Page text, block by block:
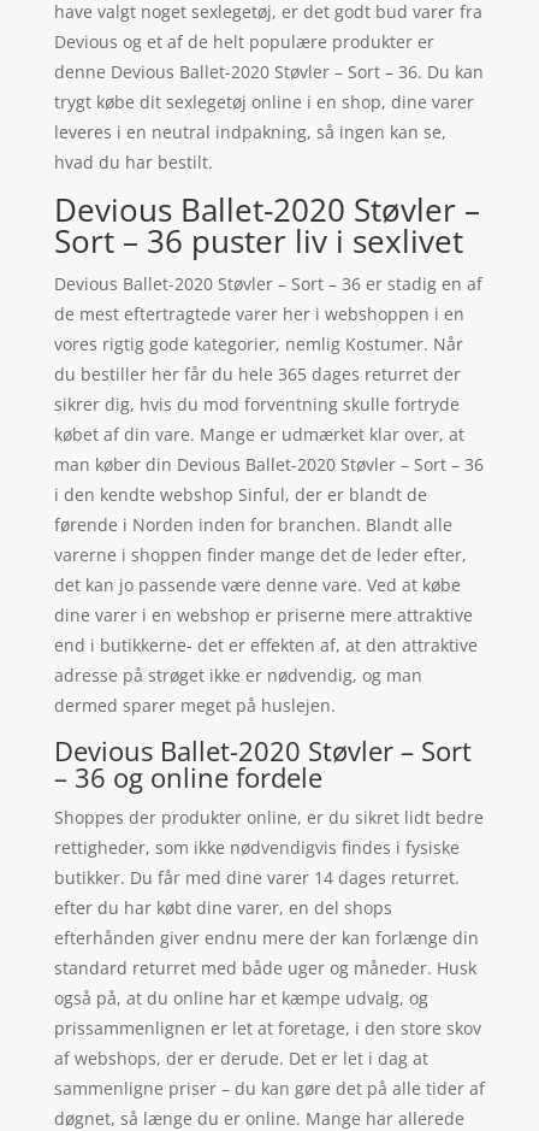
have valgt noget sexlegetøj, er det godt bud varer fra
Devious og et af de helt populære produkter er
denne Devious Ballet-2020 Støvler – Sort – 36. Du kan
trygt købe dit sexlegetøj online i en shop, dine varer
leveres i en neutral indpakning, så ingen kan se,
hvad du har bestilt.
Devious Ballet-2020 Støvler –
Sort – 36 puster liv i sexlivet
Devious Ballet-2020 Støvler – Sort – 36 er stadig en af
de mest eftertragtede varer her i webshoppen i en
vores rigtig gode kategorier, nemlig Kostumer. Når
du bestiller her får du hele 365 dages returret der
sikrer dig, hvis du mod forventning skulle fortryde
købet af din vare. Mange er udmærket klar over, at
man køber din Devious Ballet-2020 Støvler – Sort – 36
i den kendte webshop Sinful, der er blandt de
førende i Norden inden for branchen. Blandt alle
varerne i shoppen finder mange det de leder efter,
det kan jo passende være denne vare. Ved at købe
dine varer i en webshop er priserne mere attraktive
end i butikkerne- det er effekten af, at den attraktive
adresse på strøget ikke er nødvendig, og man
dermed sparer meget på huslejen.
Devious Ballet-2020 Støvler – Sort
– 36 og online fordele
Shoppes der produkter online, er du sikret lidt bedre
rettigheder, som ikke nødvendigvis findes i fysiske
butikker. Du får med dine varer 14 dages returret.
efter du har købt dine varer, en del shops
efterhånden giver endnu mere der kan forlænge din
standard returret med både uger og måneder. Husk
også på, at du online har et kæmpe udvalg, og
prissammenlignen er let at foretage, i den store skov
af webshops, der er derude. Det er let i dag at
sammenligne priser – du kan gøre det på alle tider af
døgnet, så længe du er online. Mange har allerede